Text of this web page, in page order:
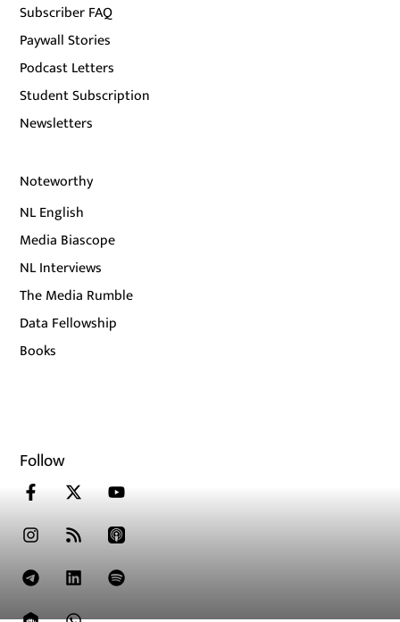
Subscriber FAQ
Paywall Stories
Podcast Letters
Student Subscription
Newsletters
Noteworthy
NL English
Media Biascope
NL Interviews
The Media Rumble
Data Fellowship
Books
Follow